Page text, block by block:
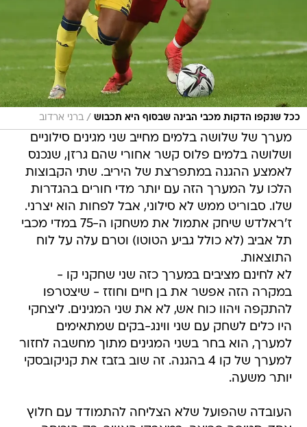
ככל שנקפו הדקות מכבי הבינה שבסוף היא תכבוש / ברני ארדוב
מערך של שלושה בלמים מחייב שני מגינים סילוניים
ושלושה בלמים פלוס קשר אחורי שהם גרזן, שנכנס
לאמצע ההגנה במתפרצת של היריב. שתי הקבוצות
הלכו על המערך הזה עם יותר מדי חורים בהגדרות
שלו. סבוריט ממש לא סילוני, אבל לפחות הוא יצרני.
ז'ראלדש שיחק אתמול את משחקו ה-75 במדי מכבי
תל אביב (לא כולל גביע הטוטו) וטרם עלה על לוח
התוצאות.
לא לחינם מציבים במערך כזה שני שחקני קו -
במקרה הזה אפשר את בן חיים וחוזז - שיצטרפו
להתקפה ויהוו כוח אש, לא את שני המגינים. ליצחקי
היו כלים לשחק עם שני ווינג-בקים שמתאימים
למערך, הוא בחר בשני המגינים מתוך מחשבה לחזור
למערך של קו 4 בהגנה. זה שוב בזבז את קניקובסקי
יותר משעה.
העובדה שהפועל שלא הצליחה להתמודד עם חלוץ